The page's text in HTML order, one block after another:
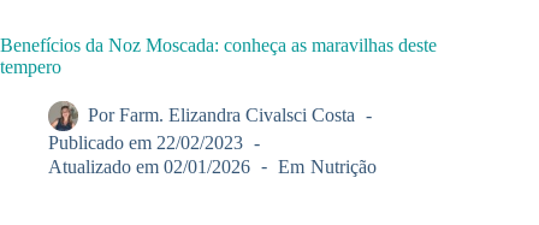
Benefícios da Noz Moscada: conheça as maravilhas deste
tempero
Por Farm. Elizandra Civalsci Costa
Publicado em 22/02/2023
Atualizado em 02/01/2026 Em Nutrição